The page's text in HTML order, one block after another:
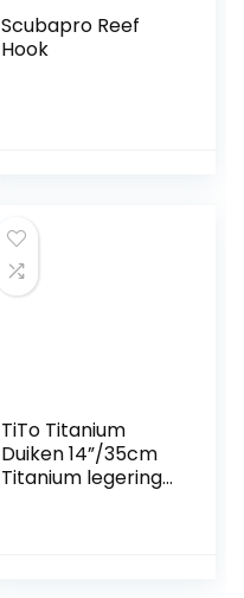
Scubapro Reef
Hook
TiTo Titanium
Duiken 14”/35cm
Titanium legering